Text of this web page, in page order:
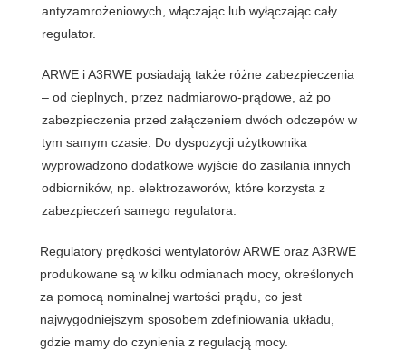
antyzamrożeniowych, włączając lub wyłączając cały
regulator.
ARWE i A3RWE posiadają także różne zabezpieczenia
– od cieplnych, przez nadmiarowo-prądowe, aż po
zabezpieczenia przed załączeniem dwóch odczepów w
tym samym czasie. Do dyspozycji użytkownika
wyprowadzono dodatkowe wyjście do zasilania innych
odbiorników, np. elektrozaworów, które korzysta z
zabezpieczeń samego regulatora.
Regulatory prędkości wentylatorów ARWE oraz A3RWE
produkowane są w kilku odmianach mocy, określonych
za pomocą nominalnej wartości prądu, co jest
najwygodniejszym sposobem zdefiniowania układu,
gdzie mamy do czynienia z regulacją mocy.